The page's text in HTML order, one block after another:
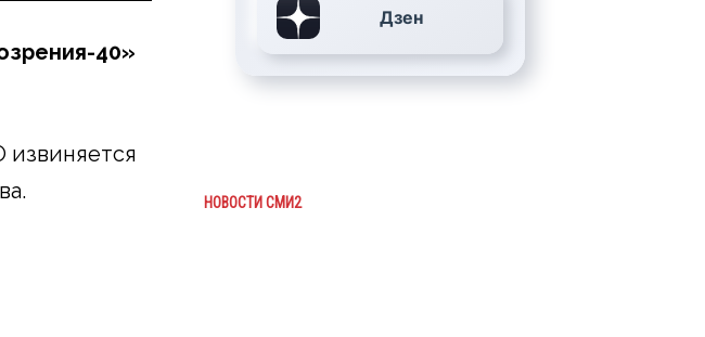
40»
Дзен
НОВОСТИ СМИ2